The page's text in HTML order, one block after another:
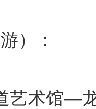
）：
艺术馆—